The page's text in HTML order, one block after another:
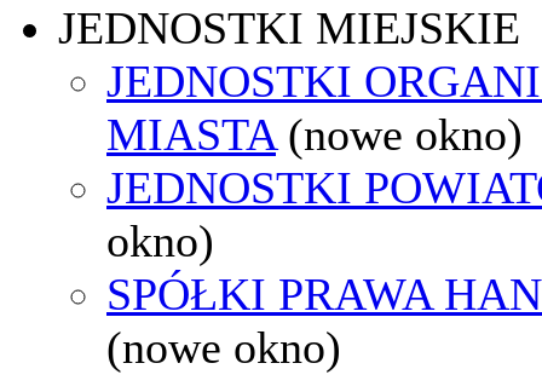
JEDNOSTKI MIEJSKIE
JEDNOSTKI
MIASTA (nowe okno)
JEDNOSTKI
okno)
SPÓŁKI PRAWA
(nowe okno)